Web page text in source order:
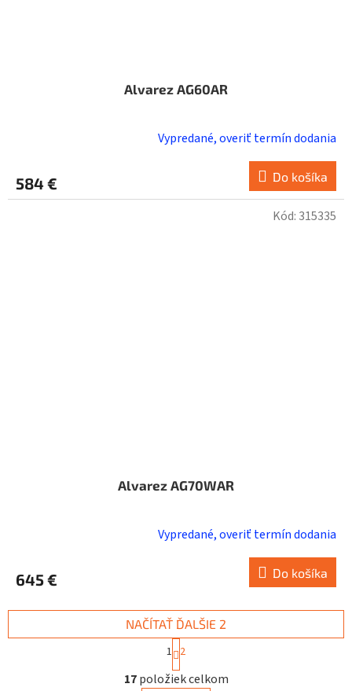
Alvarez AG60AR
Vypredané, overiť termín dodania
584 € Do košíka
Alvarez AG70WAR
Vypredané, overiť termín dodania
645 € Do košíka
Kód: 315335
O
v
NAČÍTAŤ ĎALŠIE 2
S
t
r
á
1 2
17položiek celkom